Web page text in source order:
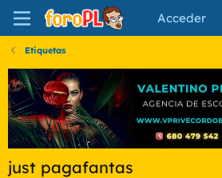
Acceder
Etiquetas
just pagafantas